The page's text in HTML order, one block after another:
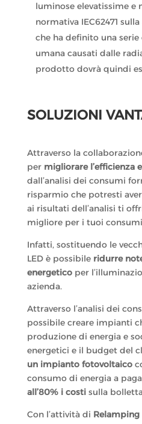
luminose elevatissime e
normativa IEC62471
che ha definito una
umana causati dalle
prodotto dovrà quindi
SOLUZIONI
Attraverso la
per migliorare l’efficienza
dall’analisi dei consumi
risparmio che potresti
ai risultati dell’analisi ti
migliore per i tuoi
Infatti, sostituendo le
LED è possibile ridurre
energetico per
azienda.
Attraverso l’analisi dei
possibile creare impianti
produzione di energia e
energetici e il budget del
un impianto fotovoltaico
consumo di energia a
all’80% i costi sulla
Con l’attività di Relamping